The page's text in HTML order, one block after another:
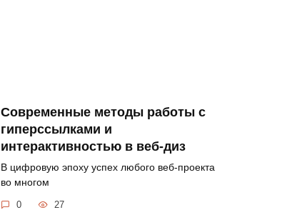
Современные методы работы с
гиперссылками и
интерактивностью в веб-диз
В цифровую эпоху успех любого веб-проекта
во многом
0 27